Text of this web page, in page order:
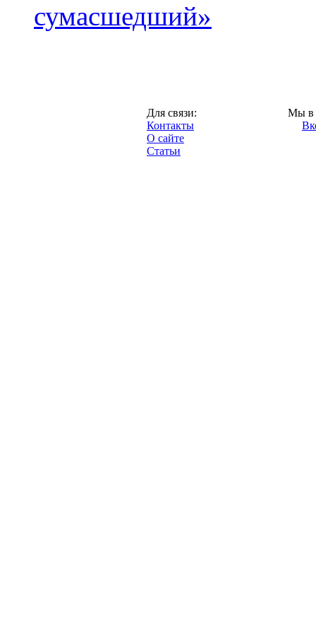
сумасшедший»
Для связи:
Контакты
О сайте
Статьи
Мы в